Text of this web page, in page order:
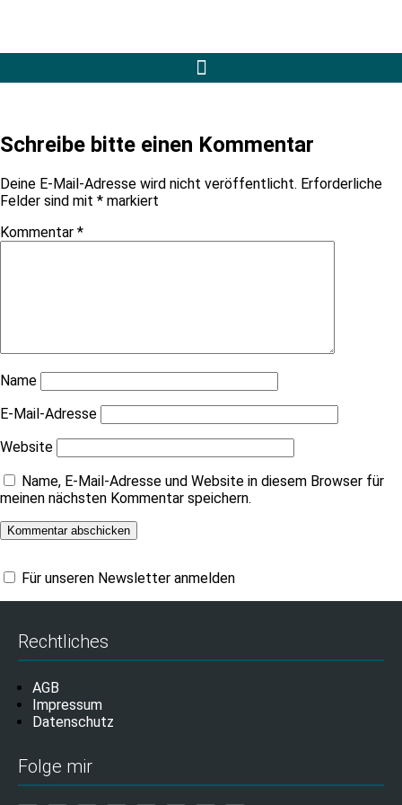
Schreibe bitte einen Kommentar
Deine E-Mail-Adresse wird nicht veröffentlicht. Erforderliche
Felder sind mit * markiert
Kommentar *
Name
E-Mail-Adresse
Website
Name, E-Mail-Adresse und Website in diesem Browser für
meinen nächsten Kommentar speichern.
Für unseren Newsletter anmelden
Rechtliches
AGB
Impressum
Datenschutz
Folge mir